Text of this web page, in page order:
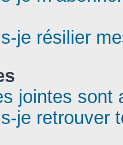
je résilier
jointes sont
je retrouver